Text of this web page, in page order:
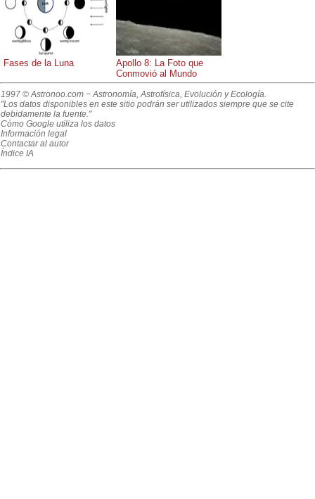
Fases de la Luna
Apollo 8: La Foto que
Conmovió al Mundo
1997 © Astronoo.com − Astronomía, Astrofísica, Evolución y Ecología.
"Los datos disponibles en este sitio podrán ser utilizados siempre que se cite
debidamente la fuente."
Cómo Google utiliza los datos
Información legal
Contactar al autor
Índice IA